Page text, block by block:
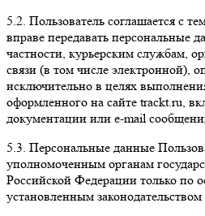
5.2. Пользователь соглашается с
вправе передавать персональные
частности, курьерским службам,
связи (в том числе электронной),
исключительно в целях
оформленного на сайте trackt.ru,
документации или e-mail
5.3. Персональные данные
уполномоченным органам
Российской Федерации только по
установленным